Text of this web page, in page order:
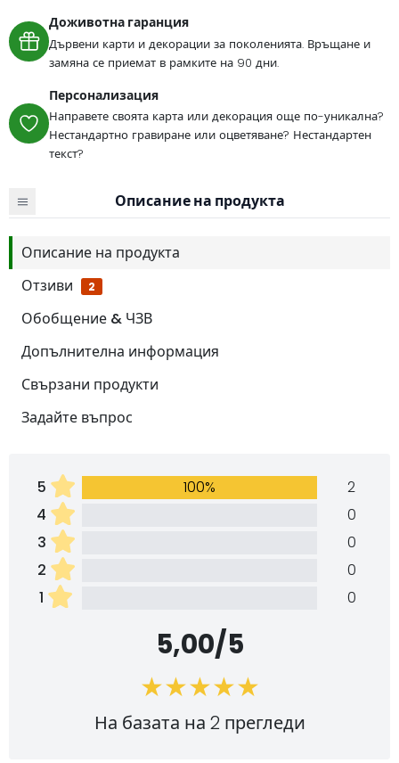
Доживотна гаранция
Дървени карти и декорации за поколенията. Връщане и
замяна се приемат в рамките на 90 дни.
Персонализация
Направете своята карта или декорация още по-уникална?
Нестандартно гравиране или оцветяване? Нестандартен
текст?
Описание на продукта
Описание на продукта
Отзиви
2
Обобщение & ЧЗВ
Допълнителна информация
Свързани продукти
Задайте въпрос
5 100%
2
4
0
3
0
2
0
1
0
5,00/5
На базата на 2 прегледи